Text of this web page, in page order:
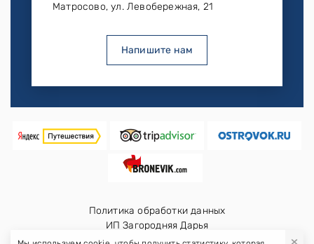
Матросово, ул. Левобережная, 21
Напишите нам
Политика обработки данных
ИП Загородняя Дарья
ИНН: 390000501806
×